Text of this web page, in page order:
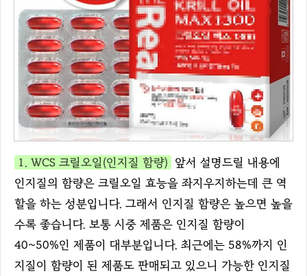
1. WCS 크릴오일(인지질 함량)
앞서 설명드릴 내용에
인지질의 함량은 크릴오일 효능을 좌지우지하는데 큰 역
할을 하는 성분입니다. 그래서 인지질 함량은 높으면 높을
수록 좋습니다. 보통 시중 제품은 인지질 함량이
40~50%인 제품이 대부분입니다. 최근에는 58%까지 인
지질이 함량이 된 제품도 판매되고 있으니 가능한 인지질